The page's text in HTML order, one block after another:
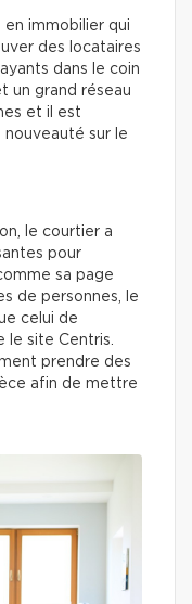
en immobilier qui
des locataires
dans le coin
un grand réseau
et il est
nouveauté sur le
le courtier a
pour
sa page
de personnes, le
celui de
le site Centris.
prendre des
afin de mettre